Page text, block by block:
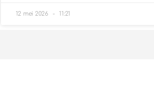
12 mei 2026 11:21